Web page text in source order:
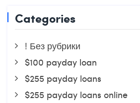
Categories
! Без рубрики
$100 payday loan
$255 payday loans
$255 payday loans online